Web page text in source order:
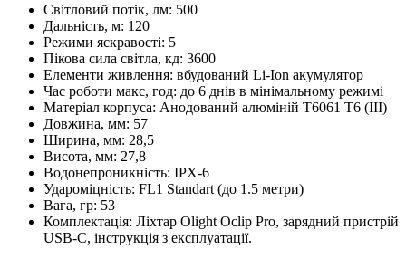
Світловий потік, лм: 500
Дальність, м: 120
Режими яскравості: 5
Пікова сила світла, кд: 3600
Елементи живлення: вбудований Li-Ion акумулятор
Час роботи макс, год: до 6 днів в мінімальному режимі
Матеріал корпуса: Анодований алюміній T6061 T6 (III)
Довжина, мм: 57
Ширина, мм: 28,5
Висота, мм: 27,8
Водонепроникність: IPX-6
Удароміцність: FL1 Standart (до 1.5 метри)
Вага, гр: 53
Комплектація: Ліхтар Olight Oclip Pro, зарядний пристрій
USB-C, інструкція з експлуатації.